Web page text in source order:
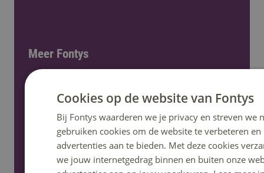
Meer Fontys
Kennisevents
Cookies op de website van Fontys
Bij Fontys waarderen we je privacy en streven we
gebruiken cookies om de website te verbeteren
advertenties aan te bieden. Met deze cookies
we jouw internetgedrag binnen en buiten onze